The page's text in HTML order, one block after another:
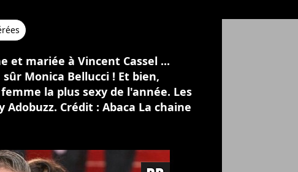
et mariée à Vincent Cassel ...
Monica Bellucci ! Et bien,
la plus sexy de l'année. Les
Crédit : Abaca La chaine